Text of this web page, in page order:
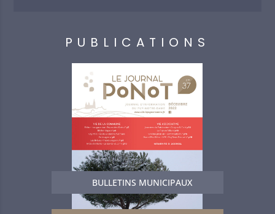
PUBLICATIONS
BULLETINS MUNICIPAUX